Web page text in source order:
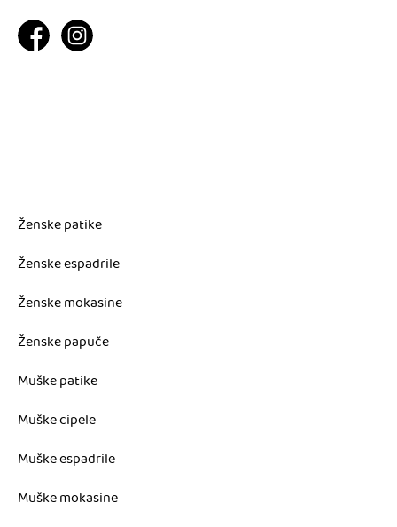
Ženske patike
Ženske espadrile
Ženske mokasine
Ženske papuče
Muške patike
Muške cipele
Muške espadrile
Muške mokasine